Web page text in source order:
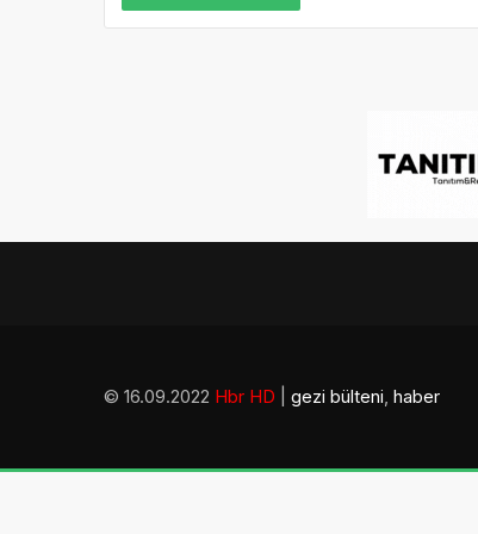
© 16.09.2022 Hbr HD gezi bülteni, haber